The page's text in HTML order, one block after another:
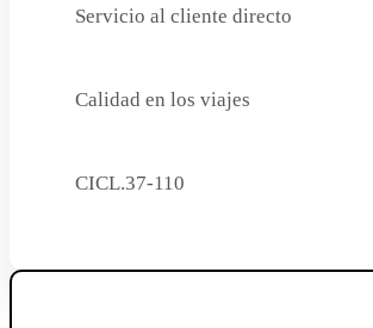
Servicio al cliente directo
Calidad en los viajes
CICL.37-110